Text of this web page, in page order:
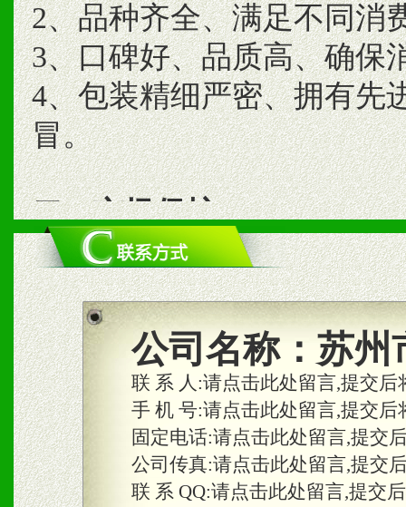
2、品种齐全、满足不同消
3、口碑好、品质高、确保
4、包装精细严密、拥有先
冒。
二、市场保护
1、统一市场价格；建立全
商利润。
2、区域独家经营；建立区
合作关系。
三、物料及媒体
1、免费提供体验及宣传彩
公司名称： 苏州
联 系 人:请点击此处留言,提交
手 机 号:请点击此处留言,提交
固定电话:请点击此处留言,提交
公司传真:请点击此处留言,提交
联 系 QQ:请点击此处留言,提交